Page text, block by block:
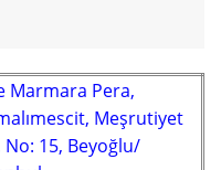
Marmara Pera,
Meşrutiyet
No: 15, Beyoğlu/